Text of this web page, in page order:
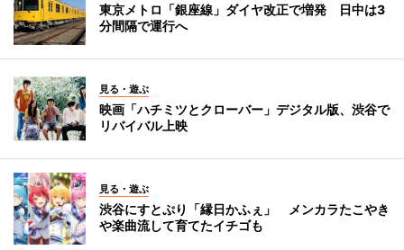
東京メトロ「銀座線」ダイヤ改正で増発 日中は3
分間隔で運行へ
見る・遊ぶ
映画「ハチミツとクローバー」デジタル版、渋谷で
リバイバル上映
見る・遊ぶ
渋谷にすとぷり「縁日かふぇ」 メンカラたこやき
や楽曲流して育てたイチゴも